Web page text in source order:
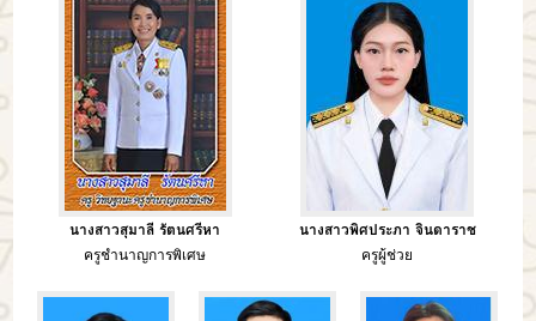
นางสาวสุมาลี รัตนศรีหา
ครูชำนาญการพิเศษ
นางสาวพิศประภา จินดาราช
ครูผู้ช่วย